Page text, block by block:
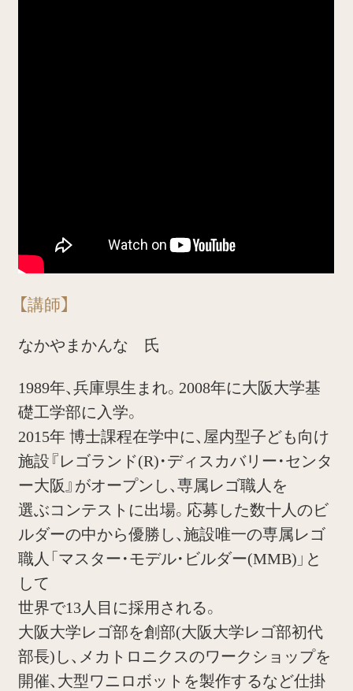
【講師】
なかやまかんな 氏
1989年、兵庫県生まれ。2008年に大阪大学基
礎工学部に入学。
2015年 博士課程在学中に、屋内型子ども向け
施設『レゴランド(R)・ディスカバリー・センタ
ー大阪』がオープンし、専属レゴ職人を
選ぶコンテストに出場。応募した数十人のビ
ルダーの中から優勝し、施設唯一の専属レゴ
職人「マスター・モデル・ビルダー(MMB)」と
して
世界で13人目に採用される。
大阪大学レゴ部を創部(大阪大学レゴ部初代
部長)し、メカトロニクスのワークショップを
開催、大型ワニロボットを製作するなど仕掛